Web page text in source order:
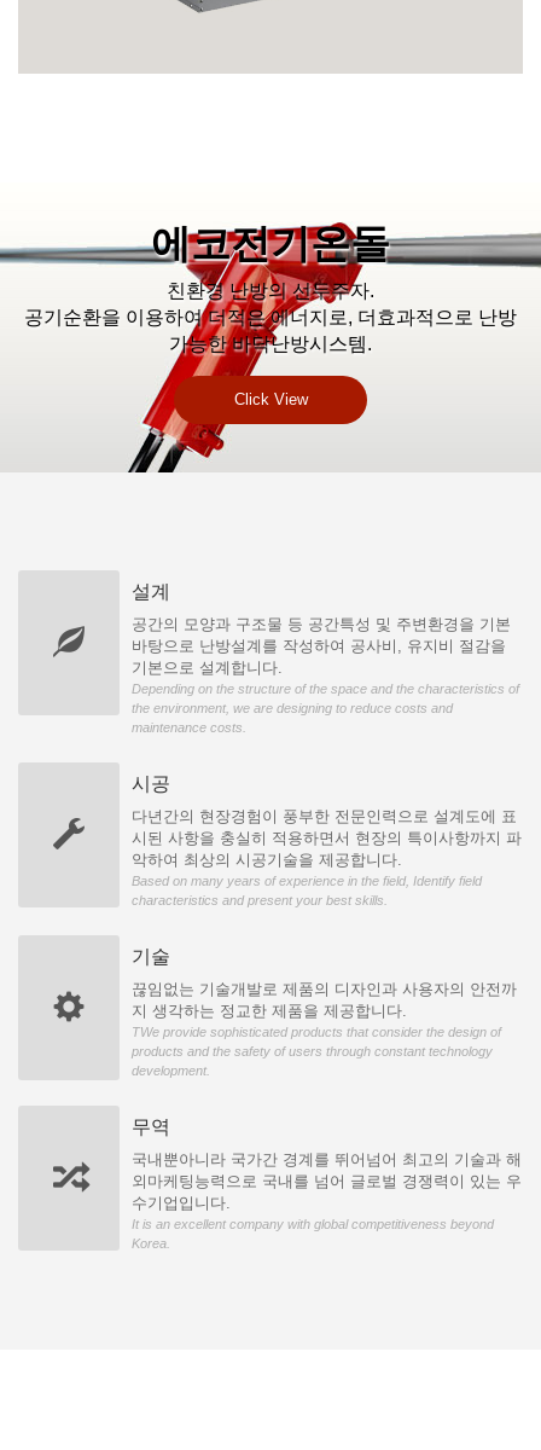
에코전기온돌
친환경 난방의 선두주자.
공기순환을 이용하여 더적은 에너지로, 더효과적으로 난방
가능한 바닥난방시스템.
Click View
설계
공간의 모양과 구조물 등 공간특성 및 주변환경을 기본
바탕으로 난방설계를 작성하여 공사비, 유지비 절감을
기본으로 설계합니다.
Depending on the structure of the space and the characteristics of
the environment, we are designing to reduce costs and
maintenance costs.
시공
다년간의 현장경험이 풍부한 전문인력으로 설계도에 표
시된 사항을 충실히 적용하면서 현장의 특이사항까지 파
악하여 최상의 시공기술을 제공합니다.
Based on many years of experience in the field, Identify field
characteristics and present your best skills.
기술
끊임없는 기술개발로 제품의 디자인과 사용자의 안전까
지 생각하는 정교한 제품을 제공합니다.
TWe provide sophisticated products that consider the design of
products and the safety of users through constant technology
development.
무역
국내뿐아니라 국가간 경계를 뛰어넘어 최고의 기술과 해
외마케팅능력으로 국내를 넘어 글로벌 경쟁력이 있는 우
수기업입니다.
It is an excellent company with global competitiveness beyond
Korea.